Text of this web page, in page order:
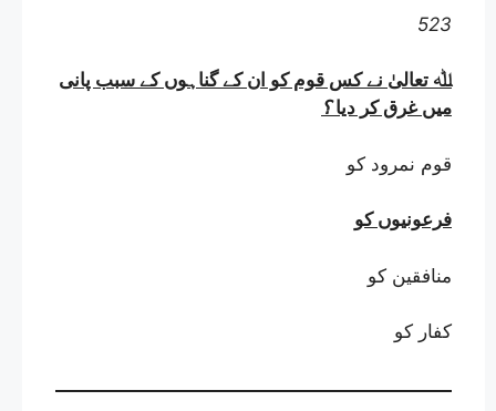
523
ﷲ تعالیٰ نے کس قوم کو ان کے گناہوں کے سبب پانی
میں غرق کر دیا؟
قوم نمرود کو
فرعونیوں کو
منافقین کو
کفار کو